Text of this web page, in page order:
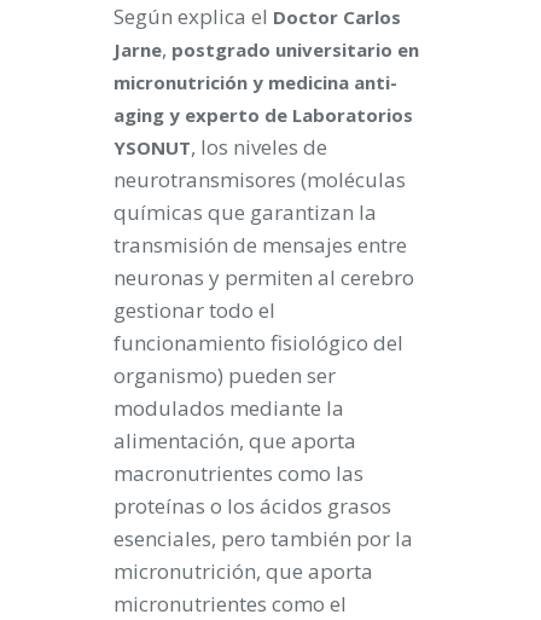
Según explica el Doctor Carlos
Jarne, postgrado universitario en
micronutrición y medicina anti-
aging y experto de Laboratorios
YSONUT, los niveles de
neurotransmisores (moléculas
químicas que garantizan la
transmisión de mensajes entre
neuronas y permiten al cerebro
gestionar todo el
funcionamiento fisiológico del
organismo) pueden ser
modulados mediante la
alimentación, que aporta
macronutrientes como las
proteínas o los ácidos grasos
esenciales, pero también por la
micronutrición, que aporta
micronutrientes como el